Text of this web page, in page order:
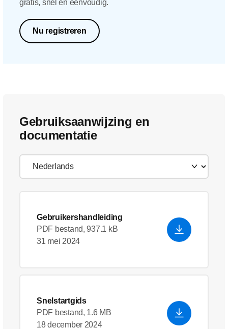
gratis, snel en eenvoudig.
Nu registreren
Gebruiksaanwijzing en
documentatie
Gebruikershandleiding
PDF bestand, 937.1 kB
31 mei 2024
Snelstartgids
PDF bestand, 1.6 MB
18 december 2024